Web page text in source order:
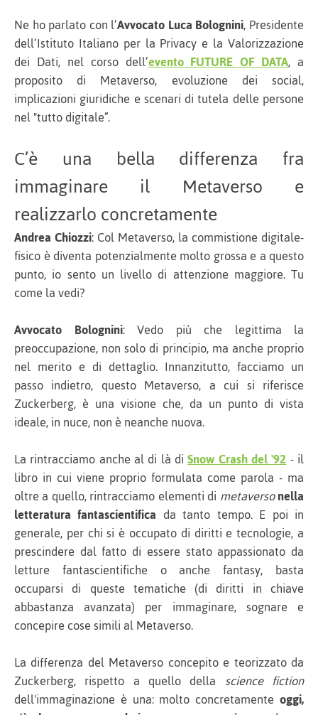
Ne ho parlato con l’Avvocato Luca Bolognini, Presidente
dell’Istituto Italiano per la Privacy e la Valorizzazione
dei Dati, nel corso dell’evento FUTURE OF DATA, a
proposito di Metaverso, evoluzione dei social,
implicazioni giuridiche e scenari di tutela delle persone
nel "tutto digitale”.
C’è una bella differenza fra
immaginare il Metaverso e
realizzarlo concretamente
Andrea Chiozzi: Col Metaverso, la commistione digitale-
fisico è diventa potenzialmente molto grossa e a questo
punto, io sento un livello di attenzione maggiore. Tu
come la vedi?
Avvocato Bolognini: Vedo più che legittima la
preoccupazione, non solo di principio, ma anche proprio
nel merito e di dettaglio. Innanzitutto, facciamo un
passo indietro, questo Metaverso, a cui si riferisce
Zuckerberg, è una visione che, da un punto di vista
ideale, in nuce, non è neanche nuova.
La rintracciamo anche al di là diSnow Crash del '92- il
libro in cui viene proprio formulata come parola - ma
oltre a quello, rintracciamo elementi di metaversonella
letteratura fantascientifica da tanto tempo. E poi in
generale, per chi si è occupato di diritti e tecnologie, a
prescindere dal fatto di essere stato appassionato da
letture fantascientifiche o anche fantasy, basta
occuparsi di queste tematiche (di diritti in chiave
abbastanza avanzata) per immaginare, sognare e
concepire cose simili al Metaverso.
La differenza del Metaverso concepito e teorizzato da
Zuckerberg, rispetto a quello della science fiction
dell'immaginazione è una: molto concretamente oggi,